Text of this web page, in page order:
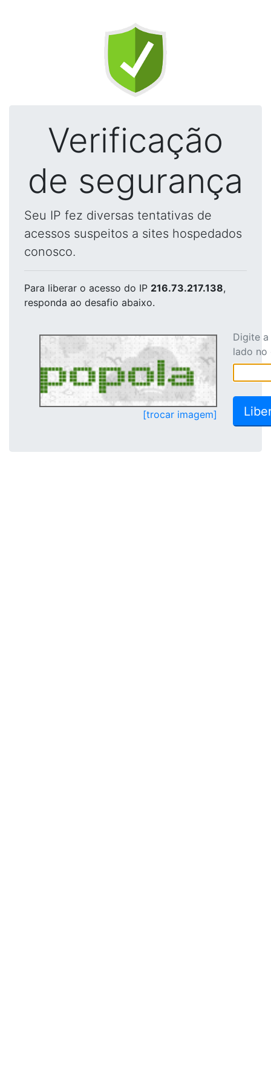
Verificação
de segurança
Seu IP fez diversas tentativas de
acessos suspeitos a sites hospedados
conosco.
Para liberar o acesso do IP 216.73.217.138,
responda ao desafio abaixo.
[trocar imagem]
Digite
lado no